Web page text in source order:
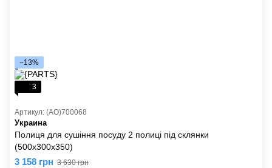
−13%
3
Артикул: (AO)700068
Украина
Полиця для сушіння посуду 2 полиці під склянки
(500x300x350)
3 158 грн 3 630 грн